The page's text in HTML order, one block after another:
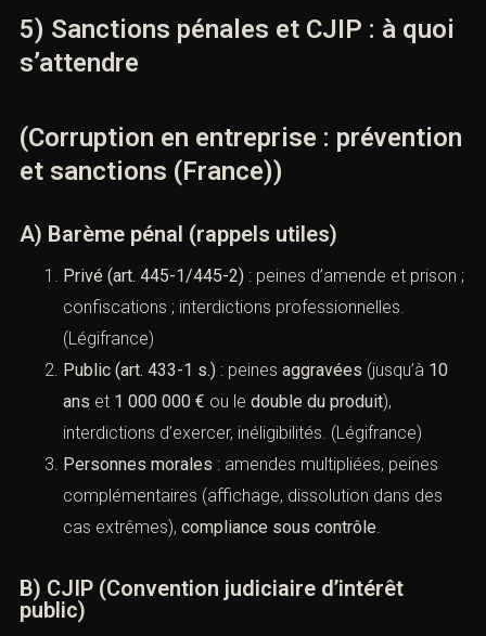
sont réunis (adoption d’un programme, amende
d’intérêt public, réparation). (
Ministère de la justice
5) Sanctions pénales et CJIP : à
quoi s’attendre
(Corruption en entreprise :
prévention et sanctions (France))
A) Barème pénal (rappels utiles)
Privé (art. 445-1/445-2): peines d’amende et
prison ; confiscations ; interdictions
professionnelles. (Légifrance)
Public (art. 433-1 s.) : peinesaggravées(jusqu’à10
anset1 000 000 €ou ledouble du produit),
interdictions d’exercer, inéligibilités. (Légifrance
complémentaires (affichage, dissolution dans des
cas extrêmes),